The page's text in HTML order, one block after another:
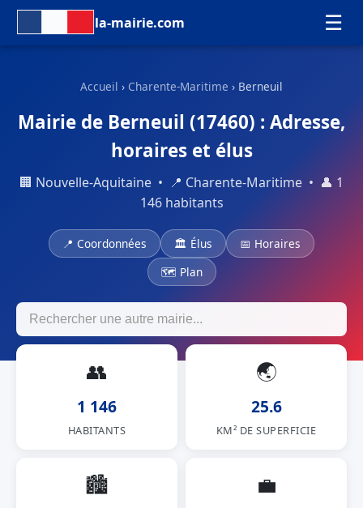
la-mairie.com ☰
Accueil › Charente-Maritime › Berneuil
Mairie de Berneuil (17460) : Adresse,
horaires et élus
🏢 Nouvelle-Aquitaine • 📍 Charente-Maritime • 👤 1
146 habitants
📍 Coordonnées 🏛 Élus
📅 Horaires
🗺 Plan
👥
1 146
HABITANTS
🌏
25.6
KM² DE SUPERFICIE
🏙 💼